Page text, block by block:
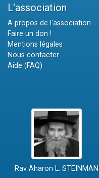
L'association
A propos de l'association
Faire un don !
Mentions légales
Nous contacter
Aide (FAQ)
Rav Aharon L. STEINMAN